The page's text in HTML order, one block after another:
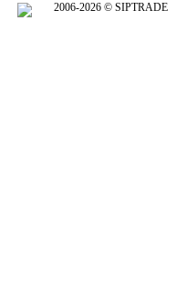
2006-2026 © SIPTRADE